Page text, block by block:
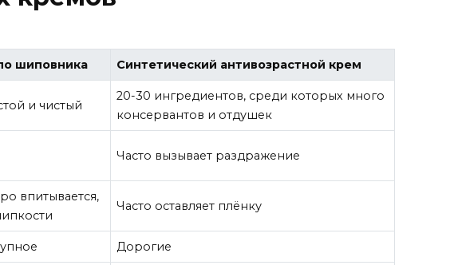
шиповника Синтетический антивозрастной крем
и чистый
20-30 ингредиентов, среди которых много
консервантов и отдушек
Часто вызывает раздражение
впитывается,
Часто оставляет плёнку
Дорогие